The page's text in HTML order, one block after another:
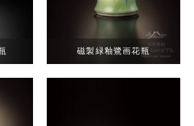
磁製緑釉鷺画花瓶